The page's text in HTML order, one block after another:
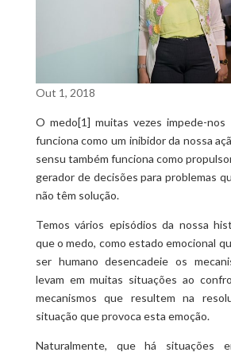
Out 1, 2018
O medo[1] muitas vezes impede-
funciona como um inibidor da nossa
sensu também funciona como
gerador de decisões para problemas
não têm solução.
Temos vários episódios da nossa
que o medo, como estado emocional
ser humano desencadeie os
levam em muitas situações ao
mecanismos que resultem na
situação que provoca esta emoção.
Naturalmente, que há situações